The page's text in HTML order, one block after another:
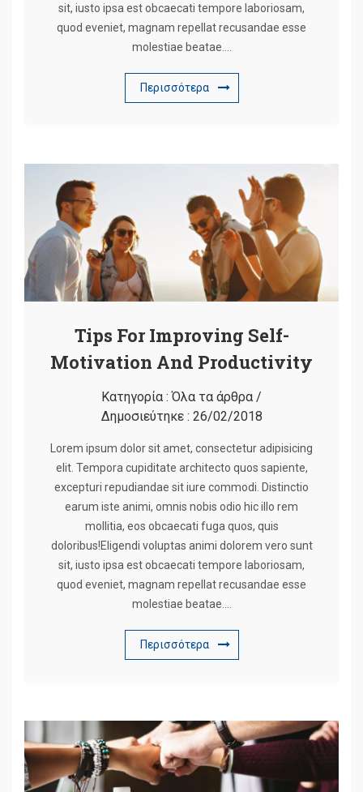
sit, iusto ipsa est obcaecati tempore laboriosam,
quod eveniet, magnam repellat recusandae esse
molestiae beatae….
Περισσότερα
Tips For Improving Self-
Motivation And Productivity
Κατηγορία :Όλα τα άρθρα /
Δημοσιεύτηκε : 26/02/2018
Lorem ipsum dolor sit amet, consectetur adipisicing
elit. Tempora cupiditate architecto quos sapiente,
excepturi repudiandae sit iure commodi. Distinctio
earum iste animi, omnis nobis odio hic illo rem
mollitia, eos obcaecati fuga quos, quis
doloribus!Eligendi voluptas animi dolorem vero sunt
sit, iusto ipsa est obcaecati tempore laboriosam,
quod eveniet, magnam repellat recusandae esse
molestiae beatae….
Περισσότερα